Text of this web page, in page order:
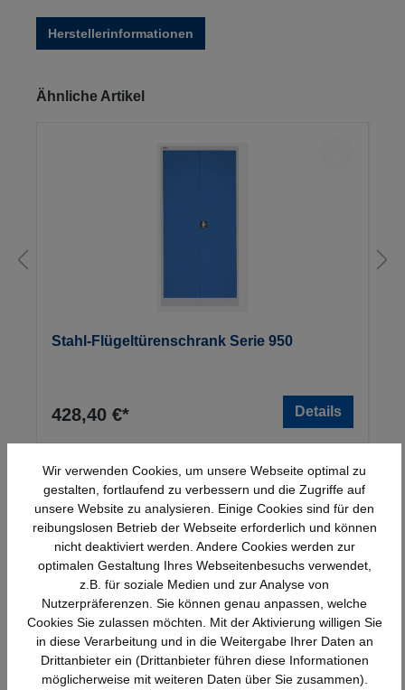
Herstellerinformationen
Produktgalerie überspringen
Ähnliche Artikel
Stahl-Flügeltürenschrank Serie 950
428,40 €* Details
Schnelle Lieferung Topmarken
Faire Preise
Erfahrung Kostenlose Beratung
Wir verwenden Cookies, um unsere Webseite optimal zu
gestalten, fortlaufend zu verbessern und die Zugriffe auf
unsere Website zu analysieren. Einige Cookies sind für den
reibungslosen Betrieb der Webseite erforderlich und können
nicht deaktiviert werden. Andere Cookies werden zur
optimalen Gestaltung Ihres Webseitenbesuchs verwendet,
z.B. für soziale Medien und zur Analyse von
Nutzerpräferenzen. Sie können genau anpassen, welche
Cookies Sie zulassen möchten. Mit der Aktivierung willigen Sie
in diese Verarbeitung und in die Weitergabe Ihrer Daten an
Drittanbieter ein (Drittanbieter führen diese Informationen
möglicherweise mit weiteren Daten über Sie zusammen).